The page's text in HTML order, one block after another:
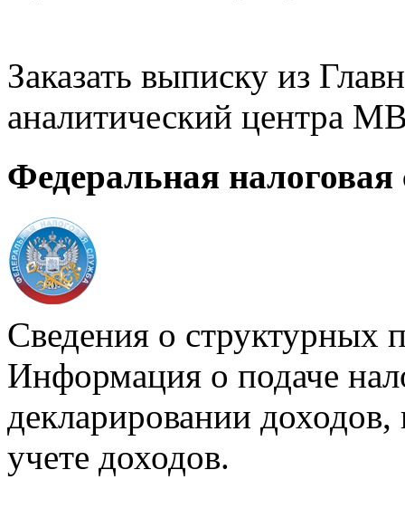
Заказать выписку из
аналитический центра
Федеральная налоговая
Сведения о структурных
Информация о подаче
декларировании доходов,
учете доходов.